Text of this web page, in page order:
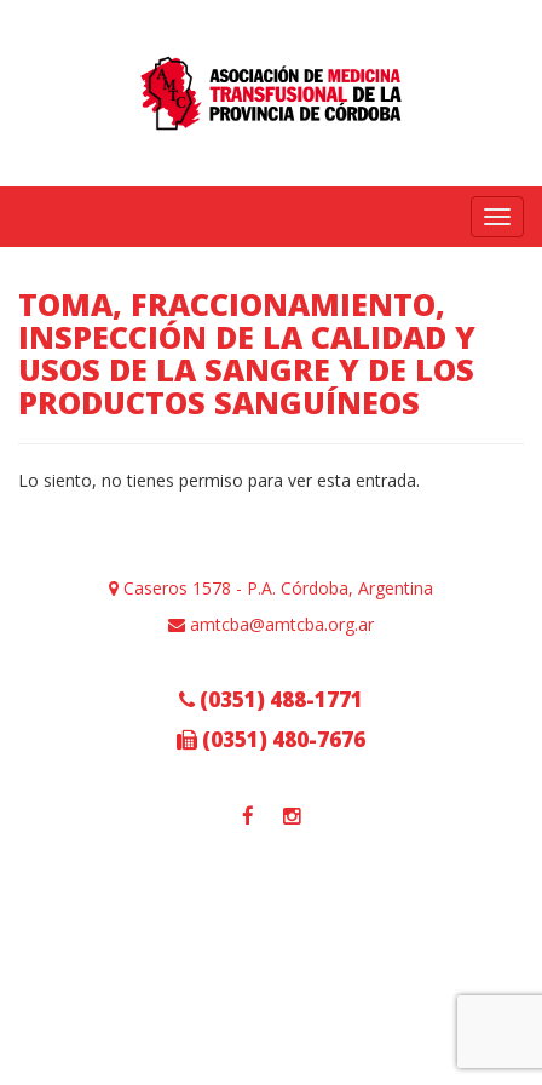
Menú
TOMA, FRACCIONAMIENTO,
INSPECCIÓN DE LA CALIDAD Y
USOS DE LA SANGRE Y DE LOS
PRODUCTOS SANGUÍNEOS
Lo siento, no tienes permiso para ver esta entrada.
Caseros 1578 - P.A. Córdoba, Argentina
amtcba@amtcba.org.ar
(0351) 488-1771
(0351) 480-7676